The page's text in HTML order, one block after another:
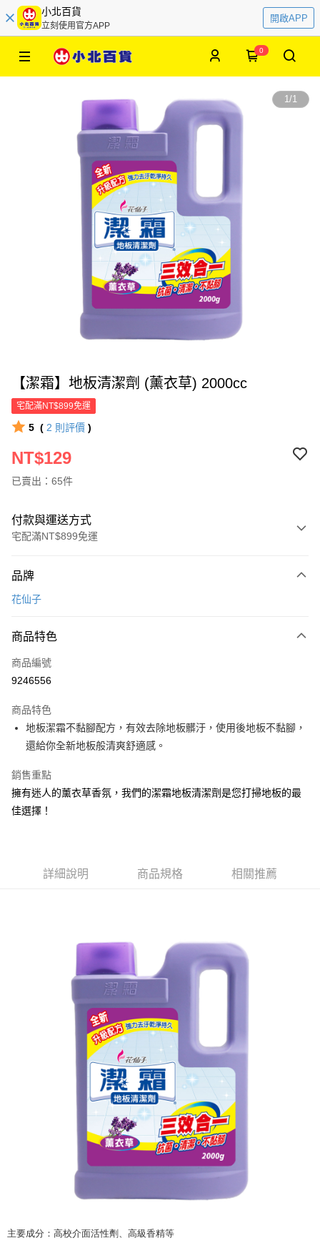
小北百貨
立刻使用官方APP
開啟APP
0
1/1
【潔霜】地板清潔劑 (薰衣草) 2000cc
宅配滿NT$899免運
5 ( 2 則評價 )
NT$129
已賣出：65件
付款與運送方式
宅配滿NT$899免運
信用卡一次付款
Apple Pay
街口支付
Google Pay
AFTEE先享後付
【關於「AFTEE先享後付」】
AFTEE先享後付是「在收到商品之後才付款」的支付方式。 讓您購物簡單
１．簡單：不需註冊會員、不需綁卡、不需儲值。
【「AFTEE先享後付」結帳流程】
１．於結帳方式選擇「AFTEE先享後付」後，將跳轉至「AFTEE先享後付」
※ 請注意：結帳手續完成當下不需立刻繳費，但若您需要取消訂單，請聯絡
購買商品的店家。未經商家同意取消之訂單仍視為有效，需透過AFTEE先享
後付繳納相關費用。
※ 交易是否成功請以「AFTEE先享後付 」之結帳頁面顯示為準，若有關於
是否繳費成功／繳費後需取消欲退款等相關疑問，請聯繫「AFTEE先享後付
https://netprotections.freshdesk.com/support/home
１．透過由恩沛科技股份有限公司提供之「AFTEE先享後付」服務完成之交
易，需依本服務之必要範圍內提供個人資料，並將交易相關給付款項請求債
權轉讓予恩沛科技股份有限公司。
２．關於個人資料處理事宜，請瀏覽以下網址：
https://aftee.tw/terms/#terms3
３．未成年的使用者請事先徵得法定代理人或監護人之同意方可使用
「AFTEE先享後付」，若未經同意申辦者引起之損失，本公司不負相關責
４．使用「AFTEE先享後付」時，將依據個別帳號之用戶狀況，依本公司即
時審查核予不同之上限額度；若仍有額度不足之情形，本公司將視審查結果
請求用戶進行身份認證。
５．嚴禁一人註冊多個帳號或使用他人資訊註冊。若發現惡意使用之情形，
恩沛科技股份有限公司將有權停止該用戶之使用額度並採取法律行動。
ATM付款
品牌
花仙子
商品特色
商品編號
9246556
商品特色
地板潔霜不黏腳配方，有效去除地板髒汙，使用後地板不黏腳，
還給你全新地板般清爽舒適感。
銷售重點
擁有迷人的薰衣草香氛，我們的潔霜地板清潔劑是您打掃地板的最
佳選擇！
詳細說明 商品規格 相關推薦
主要成分：高校介面活性劑、高級香精等